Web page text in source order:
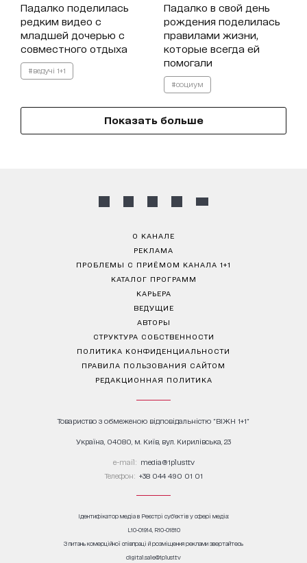
Падалко поделилась
редким видео с
младшей дочерью с
совместного отдыха
#ведучі 1+1
Падалко в свой день
рождения поделилась
правилами жизни,
которые всегда ей
помогали
#социум
Показать больше
О КАНАЛЕ
РЕКЛАМА
ПРОБЛЕМЫ С ПРИЁМОМ КАНАЛА 1+1
КАТАЛОГ ПРОГРАММ
КАРЬЕРА
ВЕДУЩИЕ
АВТОРЫ
СТРУКТУРА СОБСТВЕННОСТИ
ПОЛИТИКА КОНФИДЕНЦИАЛЬНОСТИ
ПРАВИЛА ПОЛЬЗОВАНИЯ САЙТОМ
РЕДАКЦИОННАЯ ПОЛИТИКА
Товариство з обмеженою відповідальністю "ВІЖН 1+1"
Україна, 04080, м. Київ, вул. Кирилівська, 23
е-mail: media@1plus1.tv
Телефон: +38 044 490 01 01
Ідентифікатор медіа в Реєстрі суб’єктів у сфері медіа:
L10-01914, R10-01810
З питань комерційної співпраці й розміщення реклами звертайтесь
digital.sale@1plus1.tv